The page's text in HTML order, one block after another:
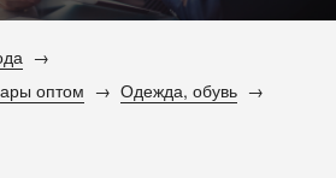
оптом
Одежда, обувь